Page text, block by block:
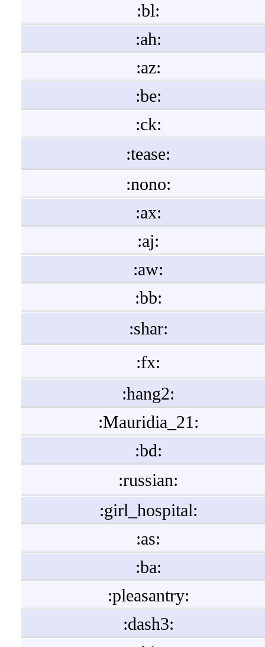
:bl:
:ah:
:az:
:be:
:ck:
:tease:
:nono:
:ax:
:aj:
:aw:
:bb:
:shar:
:fx:
:hang2:
:Mauridia_21:
:bd:
:russian:
:girl_hospital:
:as:
:ba:
:pleasantry:
:dash3: